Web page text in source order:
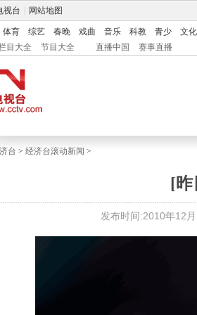
视台 网站地图
体育 综艺 春晚 戏曲 音乐 科教 青少 文化
目大全 节目大全 直播中国 赛事直播
台 > 经济台滚动新闻 >
[昨
发布时间:2010年12